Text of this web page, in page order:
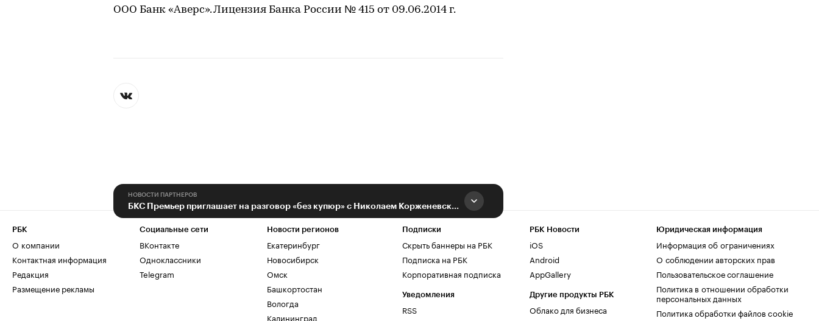
ООО Банк «Аверс». Лицензия Банка России № 415 от 09.06.2014 г.
НОВОСТИ ПАРТНЕРОВ
БКС Премьер приглашает на разговор «без купюр» с Николаем Корженевским
РБК
О компании
Контактная информация
Редакция
Размещение рекламы
Социальные сети
ВКонтакте
Одноклассники
Telegram
Новости регионов
Екатеринбург
Новосибирск
Омск
Башкортостан
Вологда
Калининград
Подписки
Скрыть баннеры на РБК
Подписка на РБК
Корпоративная подписка
Уведомления
RSS
РБК Новости
iOS
Android
AppGallery
Другие продукты РБК
Облако для бизнеса
Юридическая информация
Информация об ограничениях
О соблюдении авторских прав
Пользовательское соглашение
Политика в отношении обработки
персональных данных
Политика обработки файлов cookie